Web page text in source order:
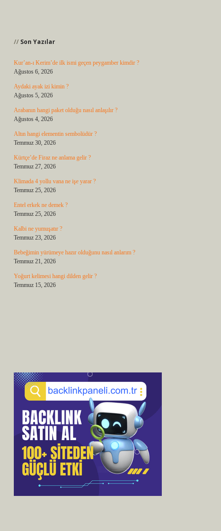
Son Yazılar
Kur’an-ı Kerim’de ilk ismi geçen peygamber kimdir ?
Ağustos 6, 2026
Aydaki ayak izi kimin ?
Ağustos 5, 2026
Arabanın hangi paket olduğu nasıl anlaşılır ?
Ağustos 4, 2026
Altın hangi elementin sembolüdür ?
Temmuz 30, 2026
Kürtçe’de Firaz ne anlama gelir ?
Temmuz 27, 2026
Klimada 4 yollu vana ne işe yarar ?
Temmuz 25, 2026
Entel erkek ne demek ?
Temmuz 25, 2026
Kalbi ne yumuşatır ?
Temmuz 23, 2026
Bebeğimin yürümeye hazır olduğunu nasıl anlarım ?
Temmuz 21, 2026
Yoğurt kelimesi hangi dilden gelir ?
Temmuz 15, 2026